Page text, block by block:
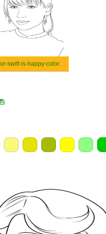
taylor-swift-is-happy-coloring